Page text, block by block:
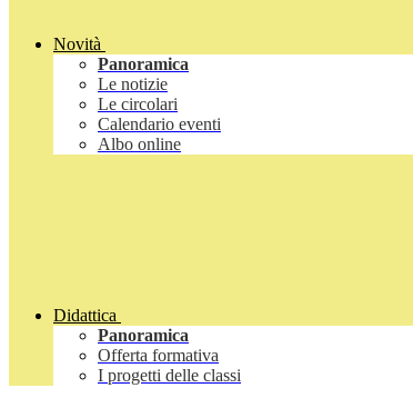
Novità
Panoramica
Le notizie
Le circolari
Calendario eventi
Albo online
Didattica
Panoramica
Offerta formativa
I progetti delle classi